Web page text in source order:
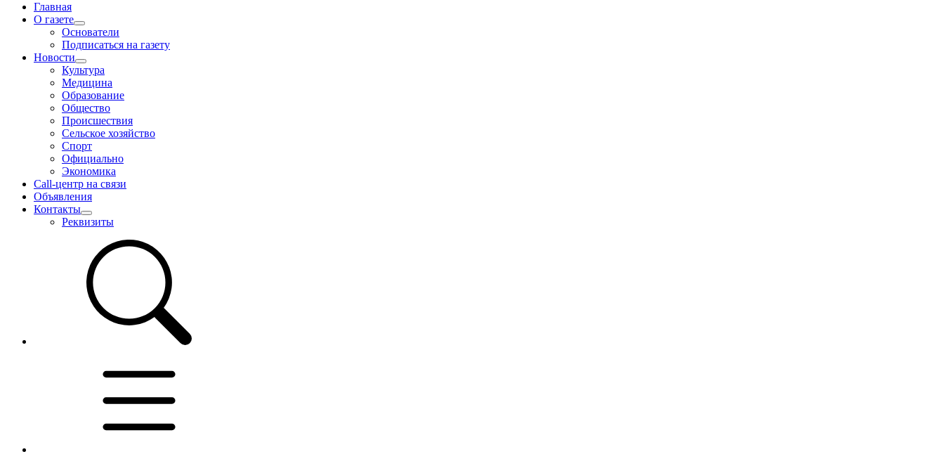
Главная
О газете
Основатели
Подписаться на газету
Новости
Культура
Медицина
Образование
Общество
Происшествия
Сельское хозяйство
Спорт
Официально
Экономика
Call-центр на связи
Объявления
Контакты
Реквизиты